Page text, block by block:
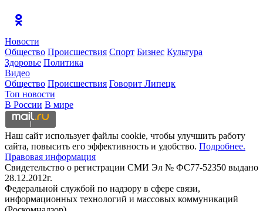
Новости
Общество Происшествия Спорт Бизнес Культура
Здоровье Политика
Видео
Общество Происшествия Говорит Липецк
Топ новости
В России В мире
Наш сайт использует файлы cookie, чтобы улучшить работу
сайта, повысить его эффективность и удобство. Подробнее.
Правовая информация
Свидетельство о регистрации СМИ Эл № ФС77-52350 выдано
28.12.2012г.
Федеральной службой по надзору в сфере связи,
информационных технологий и массовых коммуникаций